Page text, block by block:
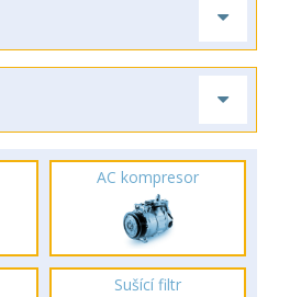
AC kompresor
Sušící filtr